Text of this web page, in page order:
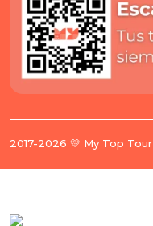
2017-2026 💛 My Top Tour